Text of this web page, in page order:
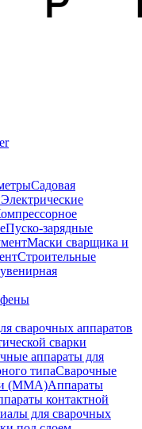
Садовая
Электрические
Пуско-зарядные
Маски сварщика и
Строительные
сварочных аппаратов
сварки
аппараты для
типаСварочные
(MMA)Аппараты
контактной
для сварочных